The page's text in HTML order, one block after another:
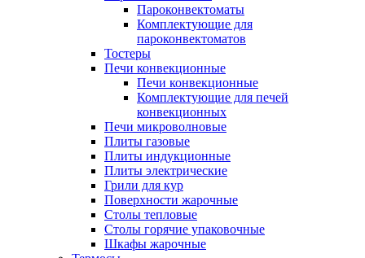
Пароконвектоматы
Комплектующие для
пароконвектоматов
Тостеры
Печи конвекционные
Печи конвекционные
Комплектующие для печей
конвекционных
Печи микроволновые
Плиты газовые
Плиты индукционные
Плиты электрические
Грили для кур
Поверхности жарочные
Столы тепловые
Столы горячие упаковочные
Шкафы жарочные